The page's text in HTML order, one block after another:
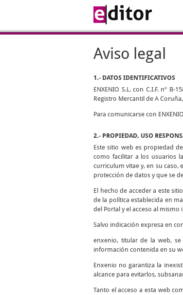
Aviso legal
1.- DATOS IDENTIFICATIVOS
ENXENIO S.L. con C.I.F. nº
Registro Mercantil de A
Para comunicarse con
2.- PROPIEDAD, USO
Este sitio web es propiedad
como facilitar a los usuarios
curriculum vitae y, en su caso,
protección de datos y que se
El hecho de acceder a este
de la política establecida en
del Portal y el acceso al
Salvo indicación expresa en
enxenio, titular de la web, se
información contenida en su
Enxenio no garantiza la
alcance para evitarlos,
Tanto el acceso a esta web